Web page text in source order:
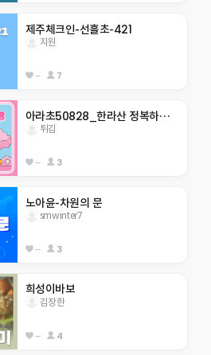
제주체크인-선흘초-421
지원
-- 7
아라초50828_한라산 정복하자
튀김
-- 3
노아윤-차원의 문
smwinter7
-- 3
희성이바보
김장한
-- 4